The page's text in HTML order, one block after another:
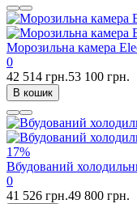
Морозильна камера
0
42 514 грн.53 100 грн.
В кошик
17%
Вбудований
0
41 526 грн.49 800 грн.